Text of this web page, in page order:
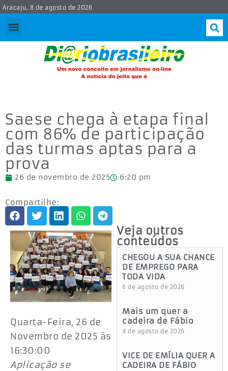
Aracaju, 8 de agosto de 2026
Saese chega à etapa final
com 86% de participação
das turmas aptas para a
prova
26 de novembro de 2025 6:20 pm
Compartilhe:
Quarta-Feira, 26 de
Novembro de 2025 às
16:30:00
Aplicação se
Veja outros
conteúdos
CHEGOU A SUA CHANCE
DE EMPREGO PARA
TODA VIDA
6 de agosto de 2026
Mais um quer a
cadeira de Fábio
4 de agosto de 2026
VICE DE EMÍLIA QUER A
CADEIRA DE FÁBIO